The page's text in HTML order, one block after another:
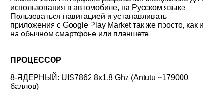
использования в автомобиле, на Русском языке
Пользоваться навигацией и устанавливать
приложения с Google Play Market так же просто, как и
на обычном смартфоне или планшете
ПРОЦЕССОР
8-ЯДЕРНЫЙ: UIS7862 8x1.8 Ghz (Antutu ~179000
баллов)